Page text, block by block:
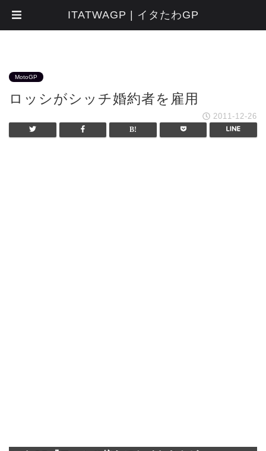
MotoGP
ロッシがシッチ婚約者を雇用
2011-12-26
ITATWAGP | イタたわGP